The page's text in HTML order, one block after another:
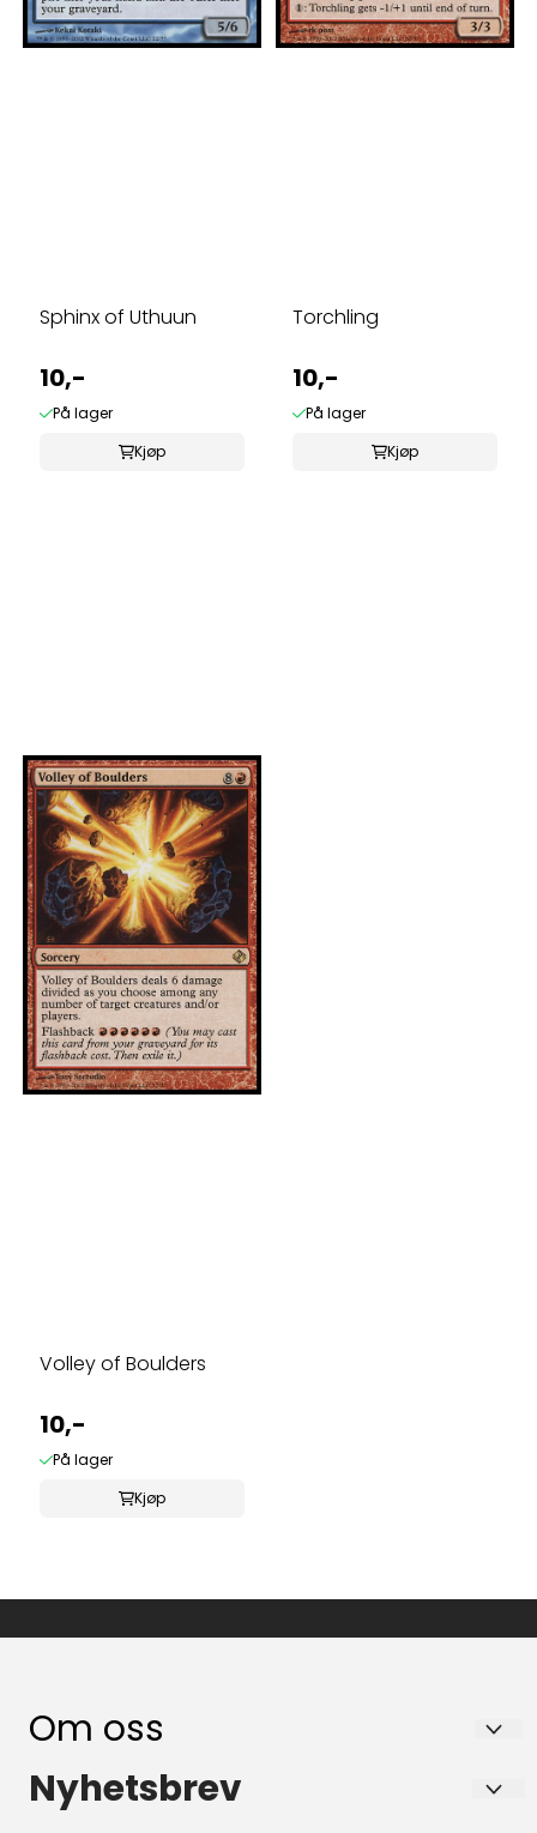
Sphinx of Uthuun
10,-
På lager
Kjøp
Torchling
10,-
På lager
Kjøp
Volley of Boulders
10,-
På lager
Kjøp
Om oss
KORTHAIEN SVEIN-HARALD BAKKE
Lørenvangen 23 C
Nyhetsbrev